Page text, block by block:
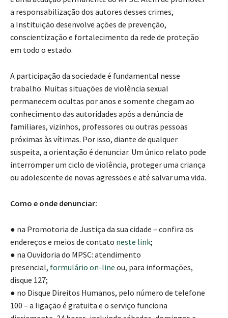
a responsabilização dos autores desses crimes,
a Instituição desenvolve ações de prevenção,
conscientização e fortalecimento da rede de proteção
em todo o estado.
A participação da sociedade é fundamental nesse
trabalho. Muitas situações de violência sexual
permanecem ocultas por anos e somente chegam ao
conhecimento das autoridades após a denúncia de
familiares, vizinhos, professores ou outras pessoas
próximas às vítimas. Por isso, diante de qualquer
suspeita, a orientação é denunciar. Um único relato pode
interromper um ciclo de violência, proteger uma criança
ou adolescente de novas agressões e até salvar uma vida.
Como e onde denunciar:
● na Promotoria de Justiça da sua cidade – confira os
endereços e meios de contato neste link;
● na Ouvidoria do MPSC: atendimento
presencial, formulário on-line ou, para informações,
disque 127;
● no Disque Direitos Humanos, pelo número de telefone
100 – a ligação é gratuita e o serviço funciona